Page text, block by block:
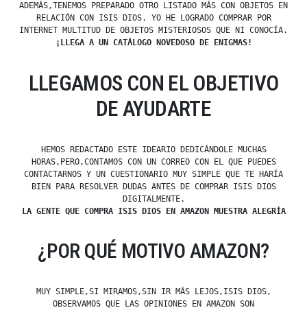
ADEMÁS,TENEMOS PREPARADO OTRO LISTADO MÁS CON OBJETOS EN
RELACIÓN CON ISIS DIOS. YO HE LOGRADO COMPRAR POR
INTERNET MULTITUD DE OBJETOS MISTERIOSOS QUE NI CONOCÍA.
¡LLEGA A UN CATÁLOGO NOVEDOSO DE ENIGMAS!
LLEGAMOS CON EL OBJETIVO
DE AYUDARTE
HEMOS REDACTADO ESTE IDEARIO DEDICÁNDOLE MUCHAS
HORAS,PERO,CONTAMOS CON UN CORREO CON EL QUE PUEDES
CONTACTARNOS Y UN CUESTIONARIO MUY SIMPLE QUE TE HARÍA
BIEN PARA RESOLVER DUDAS ANTES DE COMPRAR ISIS DIOS
DIGITALMENTE.
LA GENTE QUE COMPRA ISIS DIOS EN AMAZON MUESTRA ALEGRÍA
¿POR QUÉ MOTIVO AMAZON?
MUY SIMPLE,SI MIRAMOS,SIN IR MÁS LEJOS,ISIS DIOS,
OBSERVAMOS QUE LAS OPINIONES EN AMAZON SON